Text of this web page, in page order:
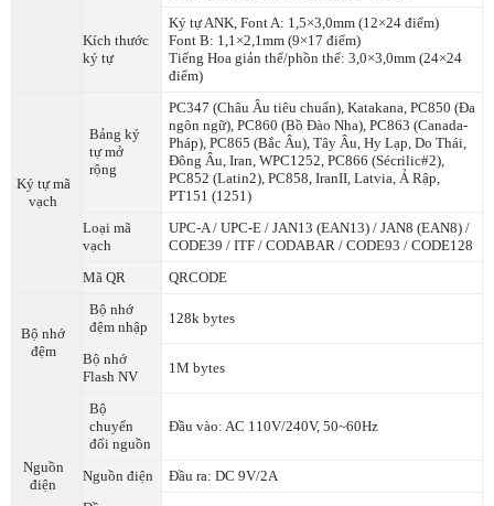
Kích thước
ký tự
Ký tự ANK, Font A: 1,5×3,0mm (12×24 điểm)
Font B: 1,1×2,1mm (9×17 điểm)
Tiếng Hoa giản thể/phồn thể: 3,0×3,0mm (24×24
điểm)
Ký tự mã
vạch
Bảng ký
tự mở
rộng
PC347 (Châu Âu tiêu chuẩn), Katakana, PC850 (Đa
ngôn ngữ), PC860 (Bồ Đào Nha), PC863 (Canada-
Pháp), PC865 (Bắc Âu), Tây Âu, Hy Lạp, Do Thái,
Đông Âu, Iran, WPC1252, PC866 (Sécrilic#2),
PC852 (Latin2), PC858, IranII, Latvia, Ả Rập,
PT151 (1251)
Loại mã
vạch
UPC-A / UPC-E / JAN13 (EAN13) / JAN8 (EAN8) /
CODE39 / ITF / CODABAR / CODE93 / CODE128
Mã QR QRCODE
Bộ nhớ
đệm
Bộ nhớ
đệm nhập
128k bytes
Bộ nhớ
Flash NV
1M bytes
Nguồn
điện
Bộ
chuyển
đổi nguồn
Đầu vào: AC 110V/240V, 50~60Hz
Nguồn điện Đầu ra: DC 9V/2A